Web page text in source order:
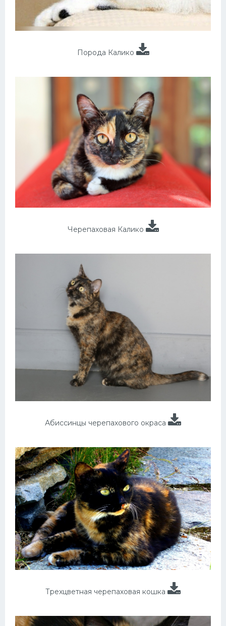
Порода Калико
Черепаховая Калико
Абиссинцы черепахового окраса
Трехцветная черепаховая кошка